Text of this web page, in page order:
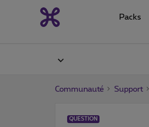
Packs
Communauté Support
QUESTION